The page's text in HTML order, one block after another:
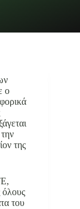
ο
της
όλους
του